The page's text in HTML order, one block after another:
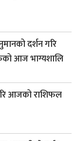
दर्शन गरि
आज भाग्यशालि
आजको राशिफल